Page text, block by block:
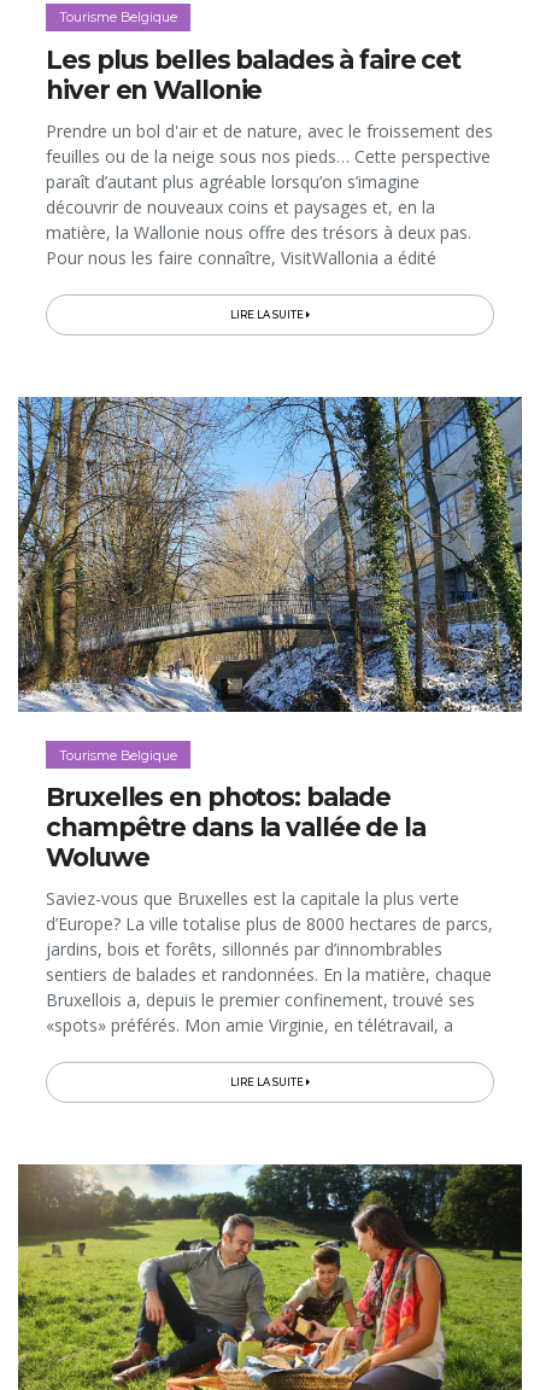
Tourisme Belgique
Les plus belles balades à faire cet
hiver en Wallonie
Prendre un bol d'air et de nature, avec le froissement des
feuilles ou de la neige sous nos pieds… Cette perspective
paraît d’autant plus agréable lorsqu’on s’imagine
découvrir de nouveaux coins et paysages et, en la
matière, la Wallonie nous offre des trésors à deux pas.
Pour nous les faire connaître, VisitWallonia a édité
LIRE LA SUITE
Tourisme Belgique
Bruxelles en photos: balade
champêtre dans la vallée de la
Woluwe
Saviez-vous que Bruxelles est la capitale la plus verte
d’Europe? La ville totalise plus de 8000 hectares de parcs,
jardins, bois et forêts, sillonnés par d’innombrables
sentiers de balades et randonnées. En la matière, chaque
Bruxellois a, depuis le premier confinement, trouvé ses
«spots» préférés. Mon amie Virginie, en télétravail, a
LIRE LA SUITE